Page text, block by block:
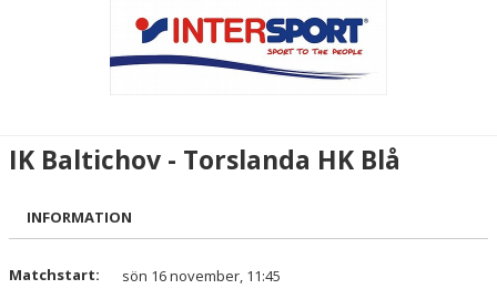
KALENDER
IK Baltichov - Torslanda HK Blå
INFORMATION
Matchstart:
sön 16 november, 11:45